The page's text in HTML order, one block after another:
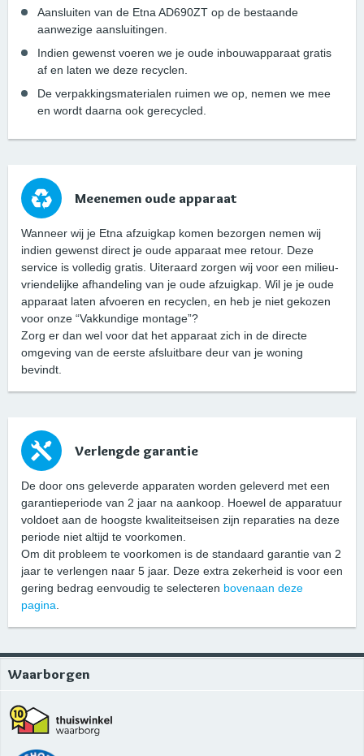
Aansluiten van de Etna AD690ZT op de bestaande
aanwezige aansluitingen.
Indien gewenst voeren we je oude inbouwapparaat gratis
af en laten we deze recyclen.
De verpakkingsmaterialen ruimen we op, nemen we mee
en wordt daarna ook gerecycled.
Meenemen oude apparaat
Wanneer wij je Etna afzuigkap komen bezorgen nemen wij
indien gewenst direct je oude apparaat mee retour. Deze
service is volledig gratis. Uiteraard zorgen wij voor een milieu-
vriendelijke afhandeling van je oude afzuigkap. Wil je je oude
apparaat laten afvoeren en recyclen, en heb je niet gekozen
voor onze “Vakkundige montage”?
Zorg er dan wel voor dat het apparaat zich in de directe
omgeving van de eerste afsluitbare deur van je woning
bevindt.
Verlengde garantie
De door ons geleverde apparaten worden geleverd met een
garantieperiode van 2 jaar na aankoop. Hoewel de apparatuur
voldoet aan de hoogste kwaliteitseisen zijn reparaties na deze
periode niet altijd te voorkomen.
Om dit probleem te voorkomen is de standaard garantie van 2
jaar te verlengen naar 5 jaar. Deze extra zekerheid is voor een
gering bedrag eenvoudig te selecteren bovenaan deze
pagina
Waarborgen